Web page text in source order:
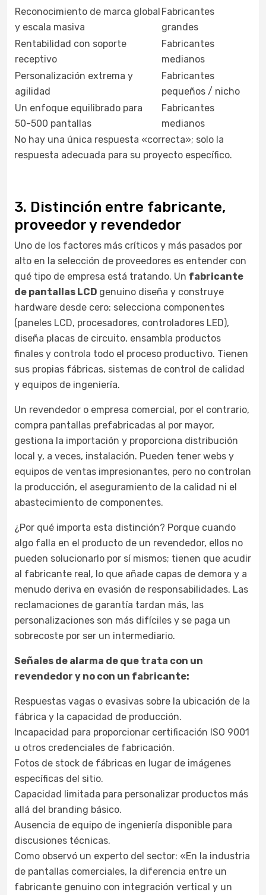
Reconocimiento de marca global
y escala masiva
Fabricantes
grandes
Rentabilidad con soporte
receptivo
Fabricantes
medianos
Personalización extrema y
agilidad
Fabricantes
pequeños / nicho
Un enfoque equilibrado para
50-500 pantallas
Fabricantes
medianos
No hay una única respuesta «correcta»; solo la
respuesta adecuada para su proyecto específico.
3. Distinción entre fabricante,
proveedor y revendedor
Uno de los factores más críticos y más pasados por
alto en la selección de proveedores es entender con
qué tipo de empresa está tratando. Un fabricante
de pantallas LCD genuino diseña y construye
hardware desde cero: selecciona componentes
(paneles LCD, procesadores, controladores LED),
diseña placas de circuito, ensambla productos
finales y controla todo el proceso productivo. Tienen
sus propias fábricas, sistemas de control de calidad
y equipos de ingeniería.
Un revendedor o empresa comercial, por el contrario,
compra pantallas prefabricadas al por mayor,
gestiona la importación y proporciona distribución
local y, a veces, instalación. Pueden tener webs y
equipos de ventas impresionantes, pero no controlan
la producción, el aseguramiento de la calidad ni el
abastecimiento de componentes.
¿Por qué importa esta distinción? Porque cuando
algo falla en el producto de un revendedor, ellos no
pueden solucionarlo por sí mismos; tienen que acudir
al fabricante real, lo que añade capas de demora y a
menudo deriva en evasión de responsabilidades. Las
reclamaciones de garantía tardan más, las
personalizaciones son más difíciles y se paga un
sobrecoste por ser un intermediario.
Señales de alarma de que trata con un
revendedor y no con un fabricante:
Respuestas vagas o evasivas sobre la ubicación de la
fábrica y la capacidad de producción.
Incapacidad para proporcionar certificación ISO 9001
u otros credenciales de fabricación.
Fotos de stock de fábricas en lugar de imágenes
específicas del sitio.
Capacidad limitada para personalizar productos más
allá del branding básico.
Ausencia de equipo de ingeniería disponible para
discusiones técnicas.
Como observó un experto del sector: «En la industria
de pantallas comerciales, la diferencia entre un
fabricante genuino con integración vertical y un